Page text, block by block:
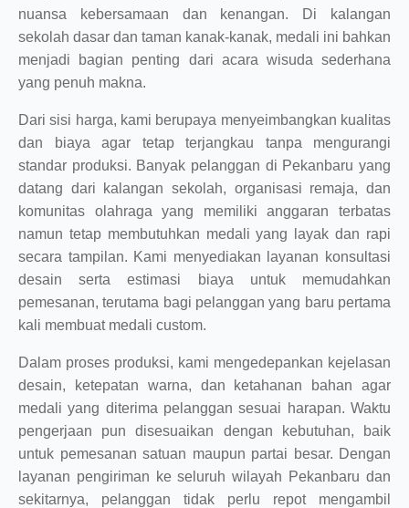
nuansa kebersamaan dan kenangan. Di kalangan
sekolah dasar dan taman kanak-kanak, medali ini bahkan
menjadi bagian penting dari acara wisuda sederhana
yang penuh makna.
Dari sisi harga, kami berupaya menyeimbangkan kualitas
dan biaya agar tetap terjangkau tanpa mengurangi
standar produksi. Banyak pelanggan di Pekanbaru yang
datang dari kalangan sekolah, organisasi remaja, dan
komunitas olahraga yang memiliki anggaran terbatas
namun tetap membutuhkan medali yang layak dan rapi
secara tampilan. Kami menyediakan layanan konsultasi
desain serta estimasi biaya untuk memudahkan
pemesanan, terutama bagi pelanggan yang baru pertama
kali membuat medali custom.
Dalam proses produksi, kami mengedepankan kejelasan
desain, ketepatan warna, dan ketahanan bahan agar
medali yang diterima pelanggan sesuai harapan. Waktu
pengerjaan pun disesuaikan dengan kebutuhan, baik
untuk pemesanan satuan maupun partai besar. Dengan
layanan pengiriman ke seluruh wilayah Pekanbaru dan
sekitarnya, pelanggan tidak perlu repot mengambil